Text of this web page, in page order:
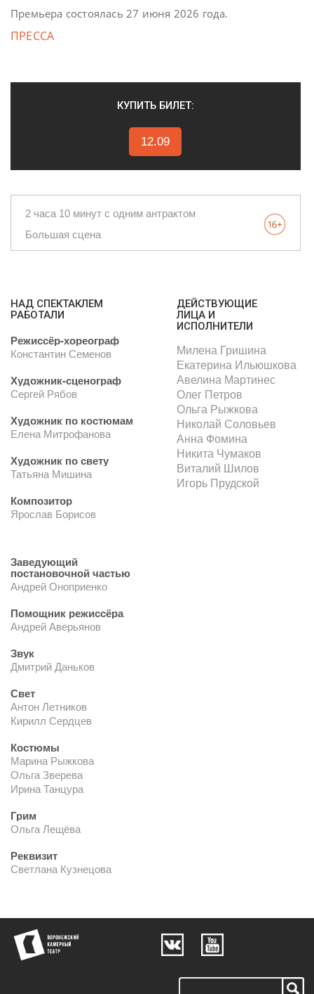
Премьера состоялась 27 июня 2026 года.
ПРЕССА
КУПИТЬ БИЛЕТ:
12.09
2 часа 10 минут с одним антрактом
Большая сцена
НАД СПЕКТАКЛЕМ
РАБОТАЛИ
Режиссёр-хореограф
Константин Семенов
Художник-сценограф
Сергей Рябов
Художник по костюмам
Елена Митрофанова
Художник по свету
Татьяна Мишина
Композитор
Ярослав Борисов
Заведующий
постановочной частью
Андрей Оноприенко
Помощник режиссёра
Андрей Аверьянов
Звук
Дмитрий Даньков
Свет
Антон Летников
Кирилл Сердцев
Костюмы
Марина Рыжкова
Ольга Зверева
Ирина Танцура
Грим
Ольга Лещёва
Реквизит
Светлана Кузнецова
ДЕЙСТВУЮЩИЕ
ЛИЦА И
ИСПОЛНИТЕЛИ
Милена Гришина
Екатерина Ильюшкова
Авелина Мартинес
Олег Петров
Ольга Рыжкова
Николай Соловьев
Анна Фомина
Никита Чумаков
Виталий Шилов
Игорь Прудской